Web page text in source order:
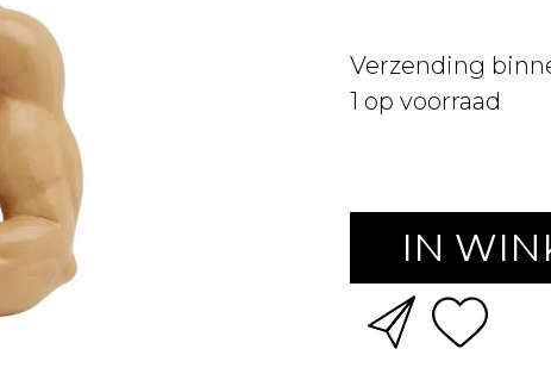
Verzending
1 op voorraad
IN